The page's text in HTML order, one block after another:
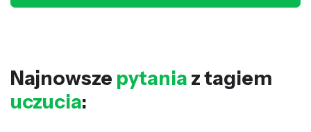
Najnowsze pytania z tagiem
uczucia: